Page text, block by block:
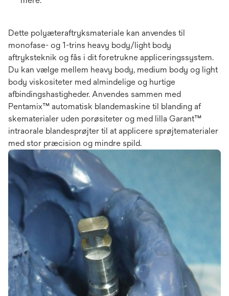
Dette polyæteraftryksmateriale kan anvendes til
monofase- og 1-trins heavy body/light body
aftryksteknik og fås i dit foretrukne appliceringssystem.
Du kan vælge mellem heavy body, medium body og light
body viskositeter med almindelige og hurtige
afbindingshastigheder. Anvendes sammen med
Pentamix™ automatisk blandemaskine til blanding af
skematerialer uden porøsiteter og med lilla Garant™
intraorale blandesprøjter til at applicere sprøjtematerialer
med stor præcision og mindre spild.